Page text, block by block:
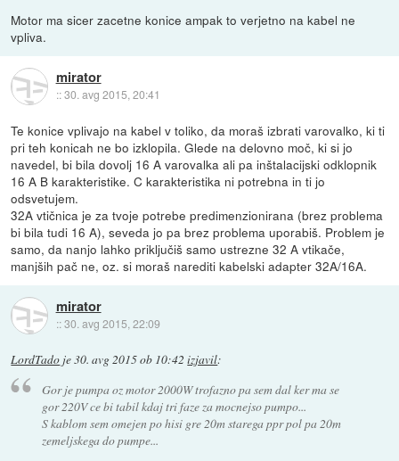
Motor ma sicer zacetne konice ampak to verjetno na kabel ne
vpliva.
mirator
::30. avg 2015, 20:41
Te konice vplivajo na kabel v toliko, da moraš izbrati varovalko, ki ti
pri teh konicah ne bo izklopila. Glede na delovno moč, ki si jo
navedel, bi bila dovolj 16 A varovalka ali pa inštalacijski odklopnik
16 A B karakteristike. C karakteristika ni potrebna in ti jo
odsvetujem.
32A vtičnica je za tvoje potrebe predimenzionirana (brez problema
bi bila tudi 16 A), seveda jo pa brez problema uporabiš. Problem je
samo, da nanjo lahko priključiš samo ustrezne 32 A vtikače,
manjših pač ne, oz. si moraš narediti kabelski adapter 32A/16A.
mirator
::30. avg 2015, 22:09
LordTado je30. avg 2015 ob 10:42 izjavil:
Gor je pumpa oz motor 2000W trofazno pa sem dal ker ma se
gor 220V ce bi tabil kdaj tri faze za mocnejso pumpo...
S kablom sem omejen po hisi gre 20m starega ppr pol pa 20m
zemeljskega do pumpe...